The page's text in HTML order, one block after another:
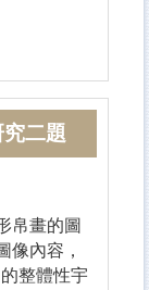
二題
帛畫的圖
像內容，
整體性宇